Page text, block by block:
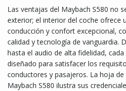
Las ventajas del Maybach S580 no
exterior; el interior del coche ofrece
conducción y confort excepcional,
calidad y tecnología de vanguardia.
hasta el audio de alta fidelidad,
diseñado para satisfacer los
conductores y pasajeros. La hoja de
Maybach S580 ilustra sus